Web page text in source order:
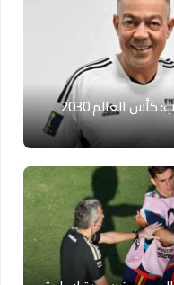
إنفانتينو يوجه رسالة خاصة للمغرب: كأس العالم 2030